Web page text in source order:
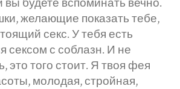
будете вспоминать вечно.
желающие показать тебе,
секс. У тебя есть
сексом с соблазн. И не
это того стоит. Я твоя фея
молодая, стройная,